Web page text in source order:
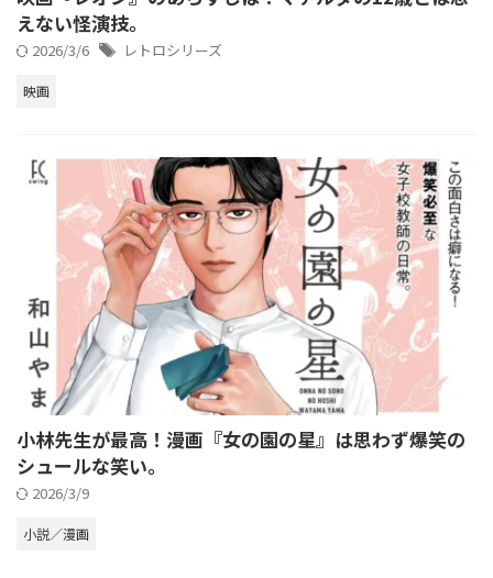
えない怪演技。
2026/3/6 レトロシリーズ
映画
小林先生が最高！漫画『女の園の星』は思わず爆笑の
シュールな笑い。
2026/3/9
小説／漫画